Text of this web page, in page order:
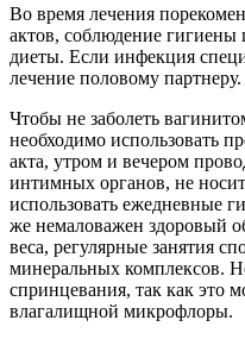
Во время лечения
актов, соблюдение
диеты. Если инфекция
лечение половому партнеру.
Чтобы не заболеть
необходимо использовать
акта, утром и вечером
интимных органов, не
использовать ежедневные
же немаловажен здоровый
веса, регулярные занятия
минеральных комплексов.
спринцевания, так как это
влагалищной микрофлоры.